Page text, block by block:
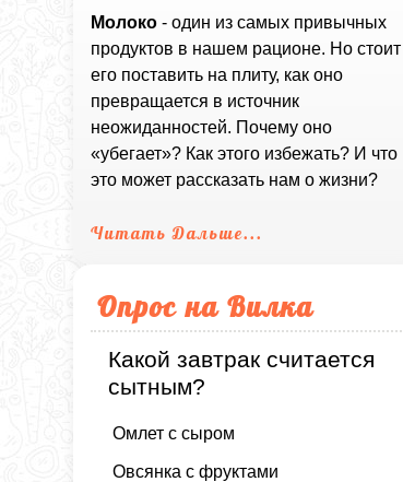
Молоко - один из самых привычных
продуктов в нашем рационе. Но стоит
его поставить на плиту, как оно
превращается в источник
неожиданностей. Почему оно
«убегает»? Как этого избежать? И что
это может рассказать нам о жизни?
Читать Дальше...
Опрос на Вилка
Какой завтрак считается
сытным?
Омлет с сыром
Овсянка с фруктами